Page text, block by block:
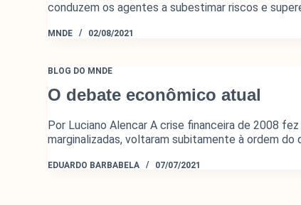
conduzem os agentes a subestimar riscos e
MNDE 02/08/2021
BLOG DO MNDE
O debate econômico atual
Por Luciano Alencar A crise financeira de 2008
marginalizadas, voltaram subitamente à ordem
EDUARDO BARBABELA 07/07/2021